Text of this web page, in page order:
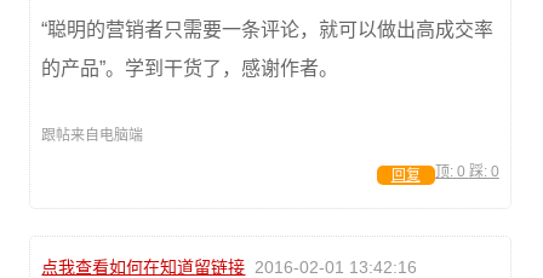
“聪明的营销者只需要一条评论，就可以做出高成交率
的产品”。学到干货了，感谢作者。
跟帖来自电脑端
顶: 0 踩: 0
回复
点我查看如何在知道留链接 2016-02-01 13:42:16